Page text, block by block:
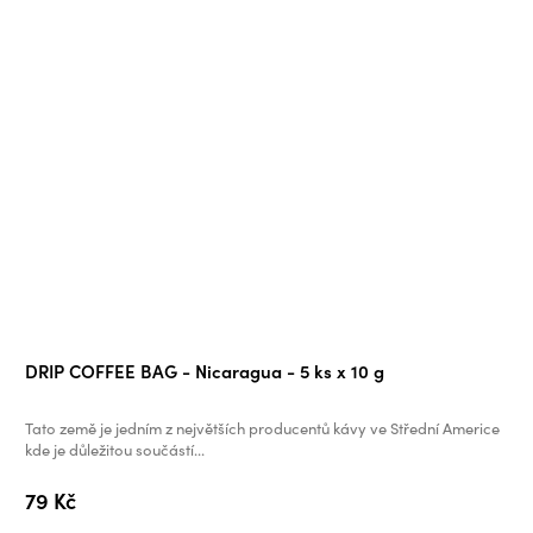
DRIP COFFEE BAG - Nicaragua - 5 ks x 10 g
79 Kč
Tato země je jedním z největších producentů kávy ve Střední Americe
kde je důležitou součástí...